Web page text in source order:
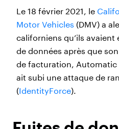
Le 18 février 2021, le
Motor Vehicles (DMV) a
californiens qu’ils avaient
de données après que
de facturation, Automatic
ait subi une attaque de
(IdentityForce).